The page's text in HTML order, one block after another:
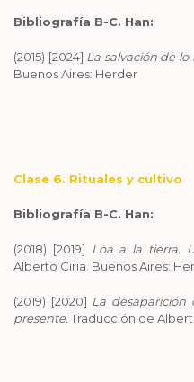
Bibliografía B-C. Han:
(2015) [2024] La salvación de lo
Buenos Aires: Herder
Clase 6. Rituales y cultivo
Bibliografía B-C. Han:
(2018) [2019] Loa a la tierra.
Alberto Ciria. Buenos Aires:
(2019) [2020] La desaparición
presente. Traducción de